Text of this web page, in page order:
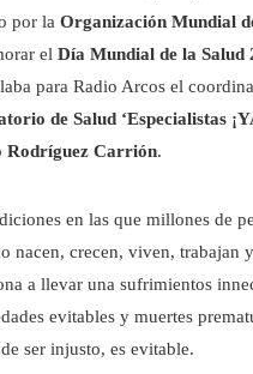
por la Organización Mundial
el Día Mundial de la Salud
para Radio Arcos el
de Salud ‘Especialistas
Rodríguez Carrión.
en las que millones de
nacen, crecen, viven, trabajan
a llevar una sufrimientos
evitables y muertes
ser injusto, es evitable.